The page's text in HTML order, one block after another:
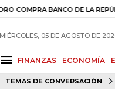
BANCO DE LA REPÚBLICA $
MIÉRCOLES, 05 DE AGOSTO DE
FINANZAS ECONOMÍA
TEMAS DE CONVERSACIÓN